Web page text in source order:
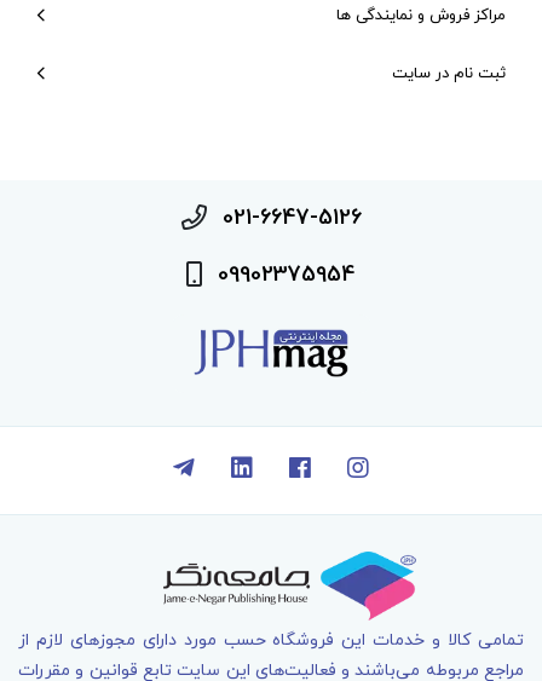
مراکز فروش و نمایندگی ها
ثبت نام در سایت
021-6647-5126
09902375954
تمامی کالا و خدمات اين فروشگاه حسب مورد دارای مجوزهای لازم از
مراجع مربوطه می‌باشند و فعاليت‌های اين سايت تابع قوانين و مقررات